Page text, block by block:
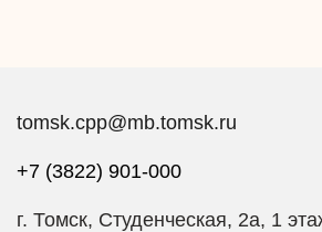
tomsk.cpp@mb.tomsk.ru
+7 (3822) 901-000
г. Томск, Студенческая, 2а, 1